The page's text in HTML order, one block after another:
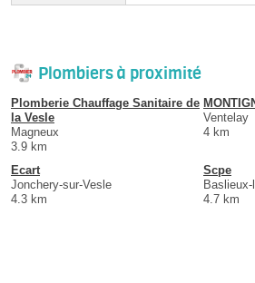
Plombiers à proximité
Plomberie Chauffage Sanitaire de
la Vesle
Magneux
3.9 km
Ventelay
4 km
Ecart
Jonchery-sur-Vesle
4.3 km
Scpe
4.7 km